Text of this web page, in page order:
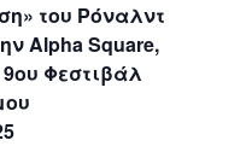
του Ρόναλντ
Alpha Square,
Φεστιβάλ